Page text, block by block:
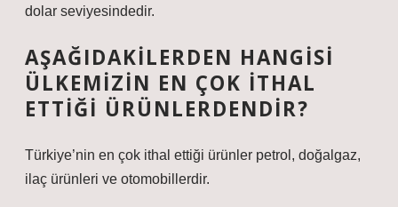
dolar seviyesindedir.
AŞAĞIDAKILERDEN HANGISI
ÜLKEMIZIN EN ÇOK ITHAL
ETTIĞI ÜRÜNLERDENDIR?
Türkiye’nin en çok ithal ettiği ürünler petrol, doğalgaz,
ilaç ürünleri ve otomobillerdir.